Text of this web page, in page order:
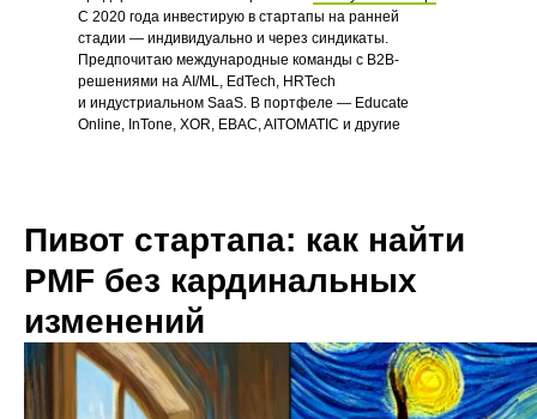
С 2020 года инвестирую в стартапы на ранней
стадии — индивидуально и через синдикаты.
Предпочитаю международные команды с B2B-
решениями на AI/ML, EdTech, HRTech
и индустриальном SaaS. В портфеле — Educate
Online, InTone, XOR, EBAC, AITOMATIC и другие
Пивот стартапа: как найти
PMF без кардинальных
изменений